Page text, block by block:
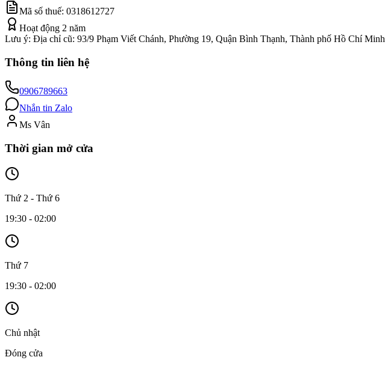
Mã số thuế: 0318612727
Hoạt động 2 năm
Lưu ý: Địa chỉ cũ: 93/9 Phạm Viết Chánh, Phường 19, Quận Bình Thạnh, Thành phố Hồ Chí Minh
Thông tin liên hệ
0906789663
Nhắn tin Zalo
Ms Vân
Thời gian mở cửa
Thứ 2 - Thứ 6
19:30 - 02:00
Thứ 7
19:30 - 02:00
Chủ nhật
Đóng cửa